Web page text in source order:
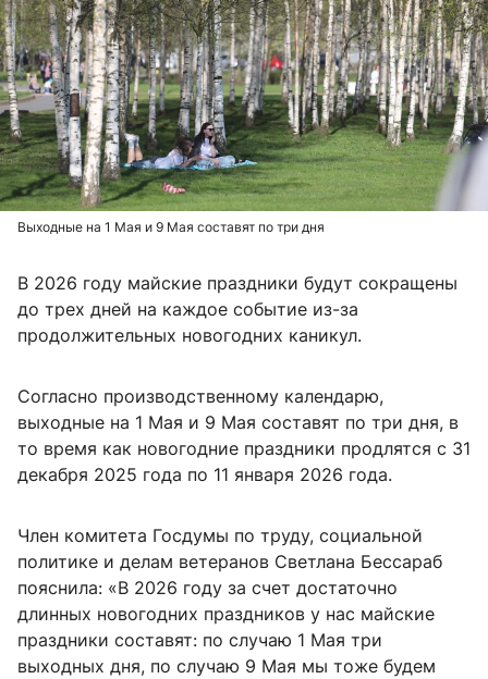
Выходные на 1 Мая и 9 Мая составят по три дня
В 2026 году майские праздники будут сокращены
до трех дней на каждое событие из-за
продолжительных новогодних каникул.
Согласно производственному календарю,
выходные на 1 Мая и 9 Мая составят по три дня, в
то время как новогодние праздники продлятся с 31
декабря 2025 года по 11 января 2026 года.
Член комитета Госдумы по труду, социальной
политике и делам ветеранов Светлана Бессараб
пояснила: «В 2026 году за счет достаточно
длинных новогодних праздников у нас майские
праздники составят: по случаю 1 Мая три
выходных дня, по случаю 9 Мая мы тоже будем